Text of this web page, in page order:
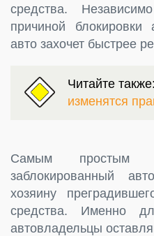
средства.
причиной
авто захочет быстрее
Читайте
изменятся
Самым простым
заблокированный
хозяину
средства. Именно
автовладельцы